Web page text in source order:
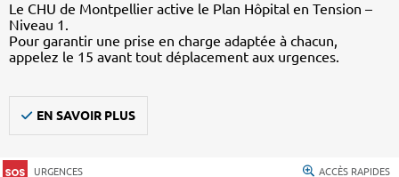
Le CHU de Montpellier active le Plan Hôpital en Tension –
Niveau 1.
Pour garantir une prise en charge adaptée à chacun,
appelez le 15 avant tout déplacement aux urgences.
EN SAVOIR PLUS
URGENCES ACCÈS RAPIDES